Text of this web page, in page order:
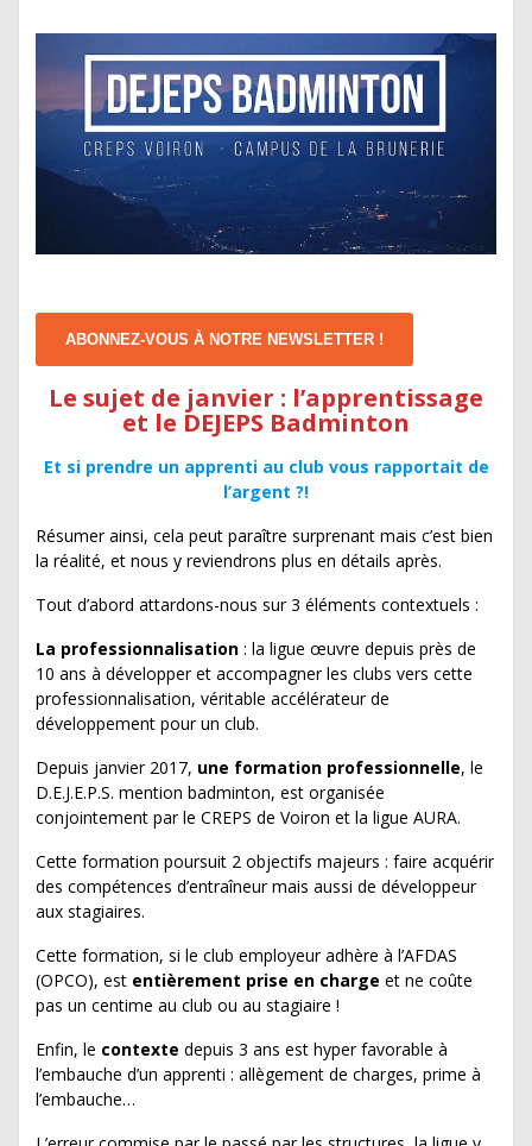
ABONNEZ-VOUS À NOTRE NEWSLETTER !
Le sujet de janvier : l’apprentissage
et le DEJEPS Badminton
Et si prendre un apprenti au club vous rapportait de
l’argent ?!
Résumer ainsi, cela peut paraître surprenant mais c’est bien
la réalité, et nous y reviendrons plus en détails après.
Tout d’abord attardons-nous sur 3 éléments contextuels :
La professionnalisation : la ligue œuvre depuis près de
10 ans à développer et accompagner les clubs vers cette
professionnalisation, véritable accélérateur de
développement pour un club.
Depuis janvier 2017, une formation professionnelle, le
D.E.J.E.P.S. mention badminton, est organisée
conjointement par le CREPS de Voiron et la ligue AURA.
Cette formation poursuit 2 objectifs majeurs : faire acquérir
des compétences d’entraîneur mais aussi de développeur
aux stagiaires.
Cette formation, si le club employeur adhère à l’AFDAS
(OPCO), est entièrement prise en charge et ne coûte
pas un centime au club ou au stagiaire !
Enfin, le contexte depuis 3 ans est hyper favorable à
l’embauche d’un apprenti : allègement de charges, prime à
l’embauche…